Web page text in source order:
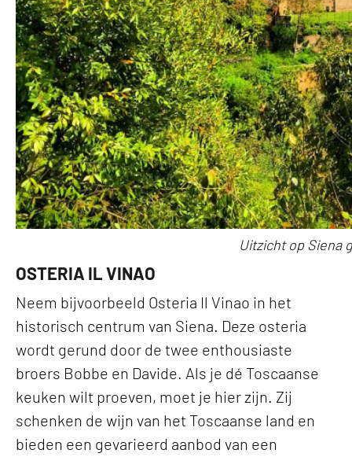
Uitzicht op Siena
OSTERIA IL VINAO
Neem bijvoorbeeld Osteria Il Vinao in het
historisch centrum van Siena. Deze osteria
wordt gerund door de twee enthousiaste
broers Bobbe en Davide. Als je dé Toscaanse
keuken wilt proeven, moet je hier zijn. Zij
schenken de wijn van het Toscaanse land en
bieden een gevarieerd aanbod van een